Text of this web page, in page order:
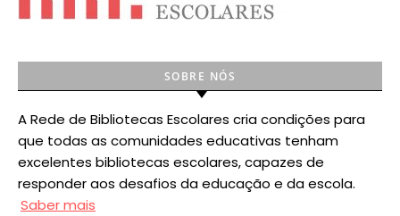
SOBRE NÓS
A Rede de Bibliotecas Escolares cria condições para
que todas as comunidades educativas tenham
excelentes bibliotecas escolares, capazes de
responder aos desafios da educação e da escola.
Saber mais